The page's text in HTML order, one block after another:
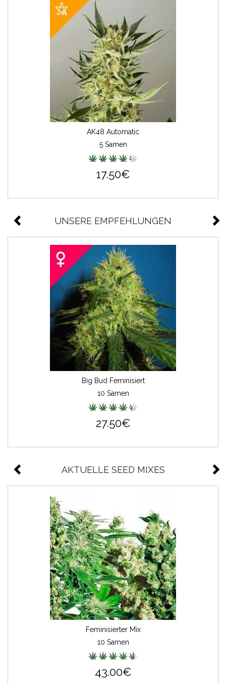
AK48 Automatic
5 Samen
17.50€
UNSERE EMPFEHLUNGEN
Big Bud Feminisiert
10 Samen
27.50€
AKTUELLE SEED MIXES
Feminisierter Mix
10 Samen
43.00€